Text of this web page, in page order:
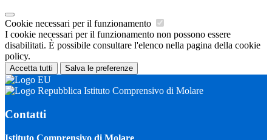
Cookie necessari per il funzionamento
I cookie necessari per il funzionamento non possono essere
disabilitati. È possibile consultare l'elenco nella pagina della cookie
policy.
Accetta tutti Salva le preferenze
Istituto Comprensivo di Molare
Contatti
Istituto Comprensivo di Molare